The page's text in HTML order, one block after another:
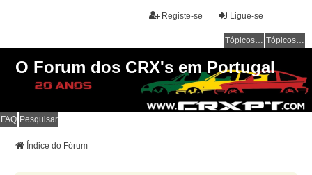
Ligue-se
Registe-se
Tópicos sem resposta Tópicos ativos
O Forum dos CRX's em Portugal
FAQ Pesquisar
Índice do Fórum